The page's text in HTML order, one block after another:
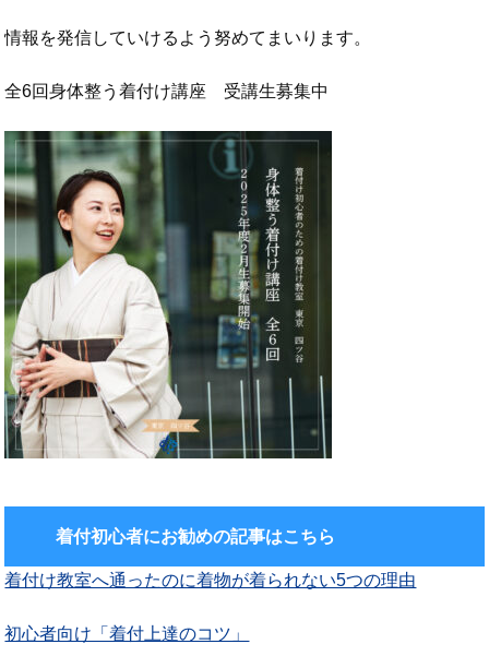
情報を発信していけるよう努めてまいります。
全6回身体整う着付け講座 受講生募集中
着付初心者にお勧めの記事はこちら
着付け教室へ通ったのに着物が着られない5つの理由
初心者向け「着付上達のコツ」